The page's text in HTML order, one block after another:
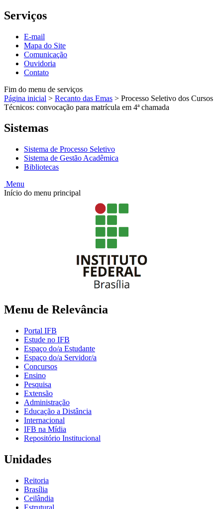
Serviços
E-mail
Mapa do Site
Comunicação
Ouvidoria
Contato
Fim do menu de serviços
Página inicial > Recanto das Emas > Processo Seletivo dos Cursos
Técnicos: convocação para matrícula em 4ª chamada
Sistemas
Sistema de Processo Seletivo
Sistema de Gestão Acadêmica
Bibliotecas
Menu
Início do menu principal
Menu de Relevância
Portal IFB
Estude no IFB
Espaço do/a Estudante
Espaço do/a Servidor/a
Concursos
Ensino
Pesquisa
Extensão
Administração
Educação a Distância
Internacional
IFB na Mídia
Repositório Institucional
Unidades
Reitoria
Brasília
Ceilândia
Estrutural